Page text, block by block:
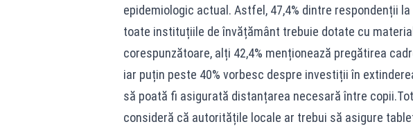
epidemiologic actual. Astfel, 47,4% dintre respondenții
toate instituțiile de învățământ trebuie dotate cu
corespunzătoare, alți 42,4% menționează pregătirea
iar puțin peste 40% vorbesc despre investiții în
să poată fi asigurată distanțarea necesară între
consideră că autoritățile locale ar trebui să asigure